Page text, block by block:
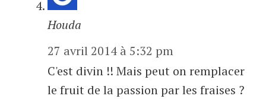
Houda
27 avril 2014 à 5:32 pm
C'est divin !! Mais peut on remplacer
le fruit de la passion par les fraises ?